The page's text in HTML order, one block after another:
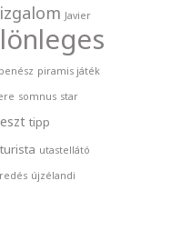
izgalom Javier
penész piramis játék
somnus star
tipp
turista utastellátó
újzélandi